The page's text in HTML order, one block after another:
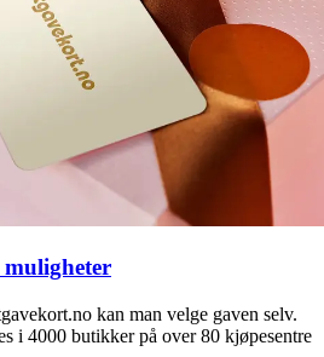
muligheter
kan man velge gaven selv.
i 4000 butikker på over 80 kjøpesentre